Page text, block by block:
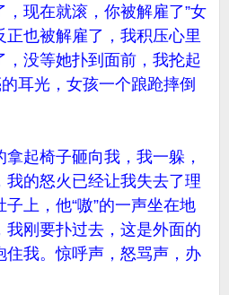
现在就滚，你被解雇了”女
也被解雇了，我积压心里
，没等她扑到面前，我抡起
耳光，女孩一个踉跄摔倒
起椅子砸向我，我一躲，
我的怒火已经让我失去了理
上，他“嗷”的一声坐在地
我刚要扑过去，这是外面的
住我。惊呼声，怒骂声，办